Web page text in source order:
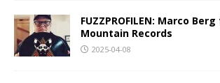
FUZZPROFILEN: Marco
Mountain Records
2025-04-08